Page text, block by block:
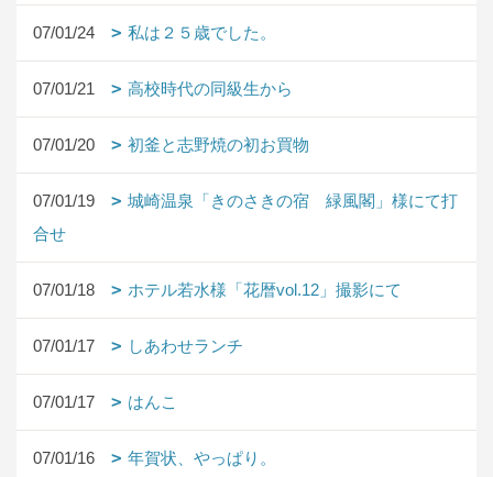
07/01/24 私は２５歳でした。
07/01/21 高校時代の同級生から
07/01/20 初釜と志野焼の初お買物
07/01/19
城崎温泉「きのさきの宿 緑風閣」様にて打
合せ
07/01/18 ホテル若水様「花暦vol.12」撮影にて
07/01/17 しあわせランチ
07/01/17 はんこ
07/01/16 年賀状、やっぱり。